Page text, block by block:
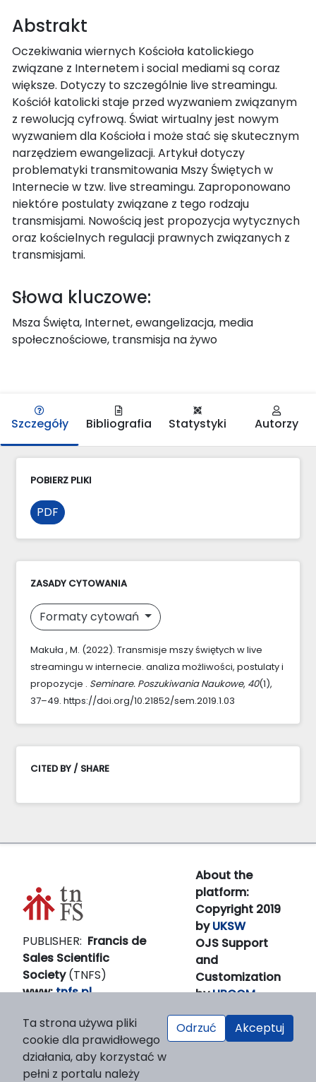
Abstrakt
Oczekiwania wiernych Kościoła katolickiego
związane z Internetem i social mediami są coraz
większe. Dotyczy to szczególnie live streamingu.
Kościół katolicki staje przed wyzwaniem związanym
z rewolucją cyfrową. Świat wirtualny jest nowym
wyzwaniem dla Kościoła i może stać się skutecznym
narzędziem ewangelizacji. Artykuł dotyczy
problematyki transmitowania Mszy Świętych w
Internecie w tzw. live streamingu. Zaproponowano
niektóre postulaty związane z tego rodzaju
transmisjami. Nowością jest propozycja wytycznych
oraz kościelnych regulacji prawnych związanych z
transmisjami.
Słowa kluczowe:
Msza Święta, Internet, ewangelizacja, media
społecznościowe, transmisja na żywo
Szczegóły Bibliografia Statystyki Autorzy
POBIERZ PLIKI
PDF
ZASADY CYTOWANIA
Formaty cytowań
Makuła , M. (2022). Transmisje mszy świętych w live
streamingu w internecie. analiza możliwości, postulaty i
propozycje . Seminare. Poszukiwania Naukowe, 40(1),
37–49. https://doi.org/10.21852/sem.2019.1.03
CITED BY / SHARE
PUBLISHER: Francis de
Sales Scientific
Society(TNFS)
www:tnfs.pl
mail:prezes(at)tnfs.pl
About the
platform:
Copyright 2019
byUKSW
OJS Support
and
Customization
byLIBCOM
Platform &
workfow
byOJS/PKP
Ta strona używa pliki
cookie dla prawidłowego
działania, aby korzystać w
pełni z portalu należy
Odrzuć Akceptuj